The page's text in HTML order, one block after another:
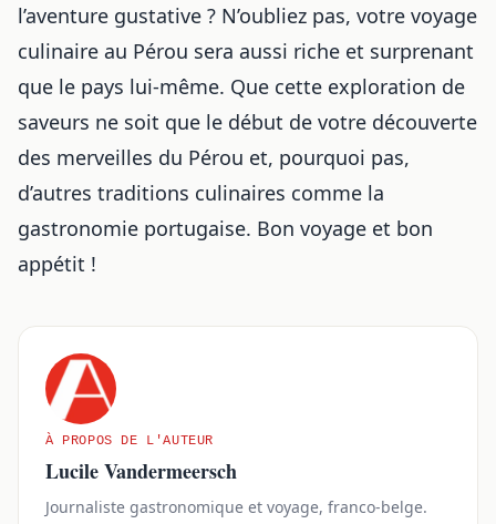
l’aventure gustative ? N’oubliez pas, votre voyage
culinaire au Pérou sera aussi riche et surprenant
que le pays lui-même. Que cette exploration de
saveurs ne soit que le début de votre découverte
des merveilles du Pérou et, pourquoi pas,
d’autres traditions culinaires comme la
gastronomie portugaise. Bon voyage et bon
appétit !
À PROPOS DE L'AUTEUR
Lucile Vandermeersch
Journaliste gastronomique et voyage, franco-belge.